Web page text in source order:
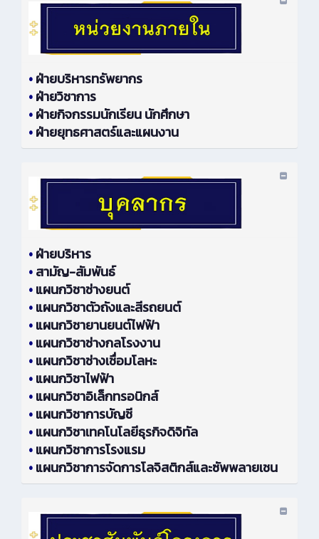
•ฝ่ายบริหารทรัพยากร
•ฝ่ายวิชาการ
•ฝ่ายกิจกรรมนักเรียน นักศึกษา
•ฝ่ายยุทธศาสตร์และแผนงาน
•ฝ่ายบริหาร
•สามัญ-สัมพันธ์
•แผนกวิชาช่างยนต์
•แผนกวิชาตัวถังและสีรถยนต์
•แผนกวิชายานยนต์ไฟฟ้า
•แผนกวิชาช่างกลโรงงาน
•แผนกวิชาช่างเชื่อมโลหะ
•แผนกวิชาไฟฟ้า
•แผนกวิชาอิเล็กทรอนิกส์
•แผนกวิชาการบัญชี
•แผนกวิชาเทคโนโลยีธุรกิจดิจิทัล
•แผนกวิชาการโรงแรม
•แผนกวิชาการจัดการโลจิสติกส์และซัพพลายเชน